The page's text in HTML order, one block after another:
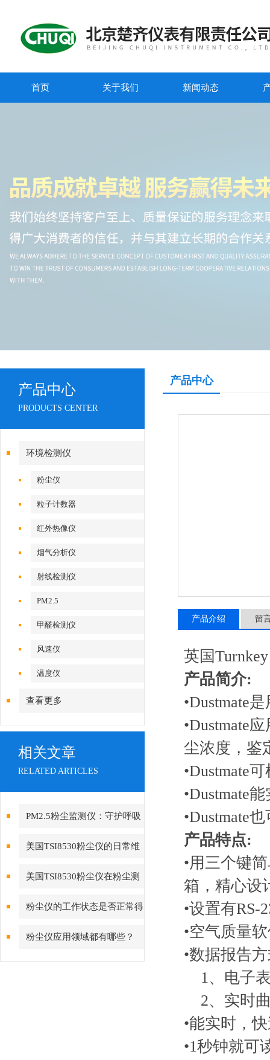
首页 关于我们 新闻动态
产品中心
PRODUCTS CENTER
环境检测仪
粉尘仪
粒子计数器
红外热像仪
烟气分析仪
射线检测仪
PM2.5
甲醛检测仪
风速仪
温度仪
查看更多
相关文章
RELATED ARTICLES
PM2.5粉尘监测仪：守护呼吸
健康的“空气哨兵”
美国TSI8530粉尘仪的日常维
护与保养指南
美国TSI8530粉尘仪在粉尘测
量领域备受青睐
粉尘仪的工作状态是否正常得
看这些方面
粉尘仪应用领域都有哪些？
产品中心
产品介绍 留
英国
产品简介:
•Dustmate
•Dustmate
尘浓度，鉴
•Dustmate
•Dustmate
•Dustmate
产品特点:
•用三个键
箱，精心设
•设置有
•空气质量
•数据报告
1、电子
2、实时曲
•能实时，
•1秒钟就可